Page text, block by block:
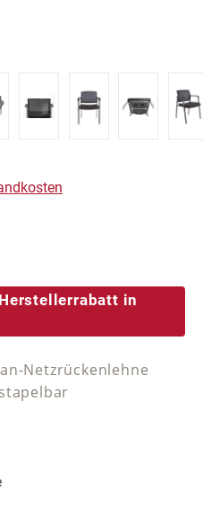
von 5 von 5 Sternen
in
Netzrückenlehne